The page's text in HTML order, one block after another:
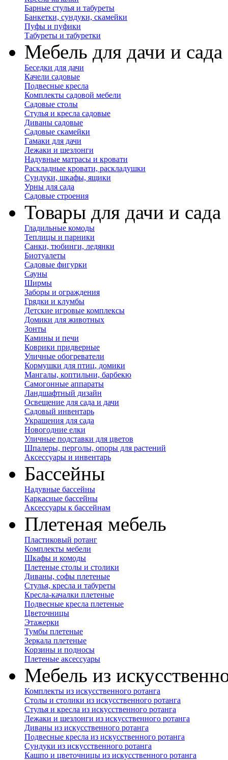
Барные стулья и табуреты
Банкетки, сундуки, скамейки
Пуфы и пуфики
Табуреты и табуретки
Мебель для дачи и сада
Беседки для дачи
Качели садовые
Подвесные кресла
Комплекты садовой мебели
Садовые столы
Стулья и кресла садовые
Диваны садовые
Садовые скамейки
Гамаки для дачи
Лежаки и шезлонги
Надувные матрасы и кровати
Раскладные кровати, раскладушки
Сундуки, шкафы, ящики
Урны для сада
Садовые строения
Товары для дачи и сада
Гладильные комоды
Теплицы и парники
Санки, тюбинги, ледянки
Биотуалеты
Садовые фигурки
Сауны
Ширмы
Заборы и ограждения
Грядки и клумбы
Детские игровые комплексы
Домики для животных
Зонты
Камины и печи
Коврики придверные
Уличные обогреватели
Кормушки для птиц, домики
Мангалы, коптильни, барбекю
Самогонные аппараты
Ландшафтный дизайн
Освещение для сада и дачи
Садовый инвентарь
Украшения для сада
Новогодние елки
Уличные подставки для цветов
Шпалеры, перголы, опоры для растений
Аксессуары и инвентарь
Бассейны
Надувные бассейны
Каркасные бассейны
Аксессуары к бассейнам
Плетеная мебель
Пластиковый ротанг
Комплекты мебели
Шкафы и комоды
Плетеные столы и столики
Диваны, софы плетеные
Стулья, кресла и табуреты
Кресла-качалки плетеные
Подвесные кресла плетеные
Цветочницы
Этажерки
Тумбы плетеные
Зеркала плетеные
Корзины и подносы
Плетеные аксессуары
Мебель из
Комплекты из искусственного ротанга
Столы и столики из искусственного ротанга
Стулья и кресла из искусственного ротанга
Лежаки и шезлонги из искусственного ротанга
Диваны из искусственного ротанга
Подвесные кресла из искусственного ротанга
Сундуки из искусственного ротанга
Кашпо и цветочницы из искусственного ротанга